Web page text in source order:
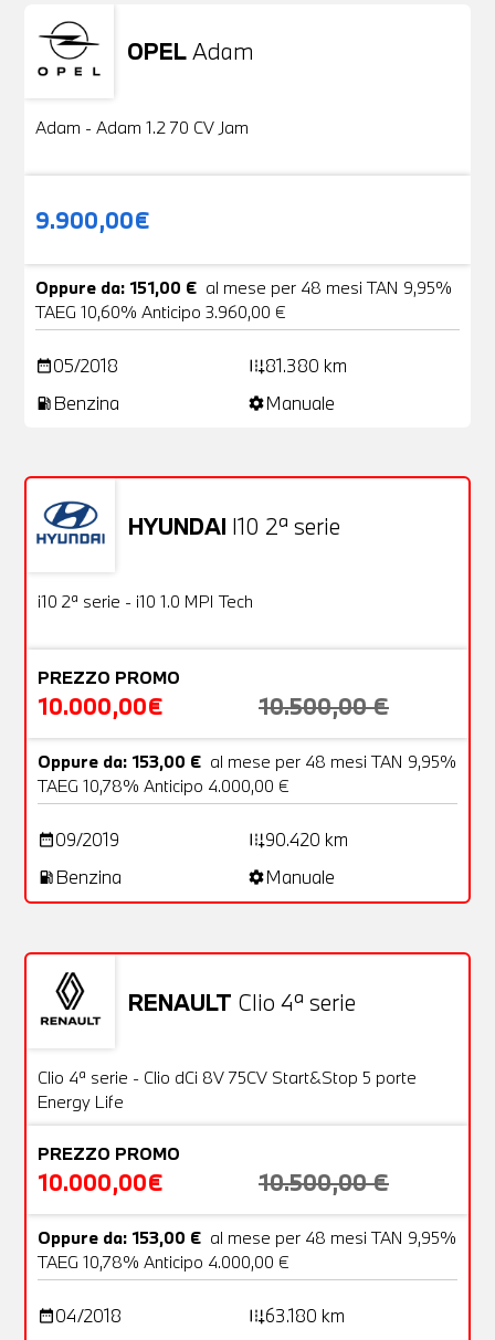
OPELAdam
Usato
Adam - Adam 1.2 70 CV Jam
9.900,00€
Oppure da: 151,00 € al mese per 48 mesi TAN 9,95%
TAEG 10,60% Anticipo 3.960,00 €
date_range05/2018 add_road81.380 km
local_gas_station Benzina settingsManuale
HYUNDAI I10 2ª serie
OFFERTA
Usato
i10 2ª serie - i10 1.0 MPI Tech
PREZZO PROMO
10.000,00€ 10.500,00 €
Oppure da: 153,00 € al mese per 48 mesi TAN 9,95%
TAEG 10,78% Anticipo 4.000,00 €
date_range09/2019 add_road90.420 km
local_gas_station Benzina settingsManuale
RENAULT Clio 4ª serie
OFFERTA
Usato
Clio 4ª serie - Clio dCi 8V 75CV Start&Stop 5 porte
Energy Life
PREZZO PROMO
10.000,00€ 10.500,00 €
Oppure da: 153,00 € al mese per 48 mesi TAN 9,95%
TAEG 10,78% Anticipo 4.000,00 €
date_range04/2018 add_road63.180 km